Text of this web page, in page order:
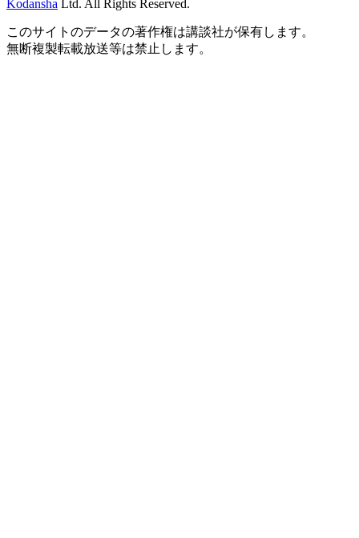
Kodansha Ltd. All Rights Reserved.
このサイトのデータの著作権は講談社が保有します。
無断複製転載放送等は禁止します。